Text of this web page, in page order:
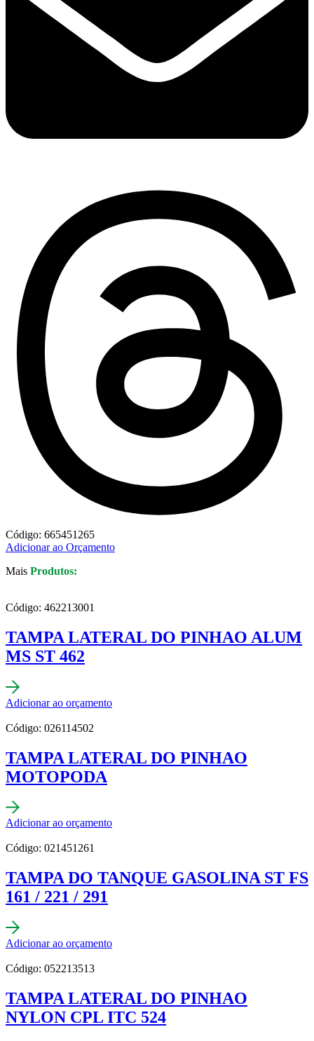
Código: 665451265
Adicionar ao Orçamento
Mais Produtos:
Código: 462213001
TAMPA LATERAL DO PINHAO ALUM
MS ST 462
Adicionar ao orçamento
Código: 026114502
TAMPA LATERAL DO PINHAO
MOTOPODA
Adicionar ao orçamento
Código: 021451261
TAMPA DO TANQUE GASOLINA ST FS
161 / 221 / 291
Adicionar ao orçamento
Código: 052213513
TAMPA LATERAL DO PINHAO
NYLON CPL ITC 524